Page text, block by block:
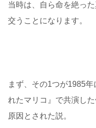
当時は、自ら命を絶っ
交うことになります。
まず、その1つが1985
れたマリコ』で共演し
原因とされた説。